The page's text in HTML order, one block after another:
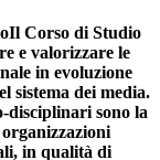
Corso di Studio
e valorizzare le
in evoluzione
sistema dei media.
disciplinari sono la
in qualità di